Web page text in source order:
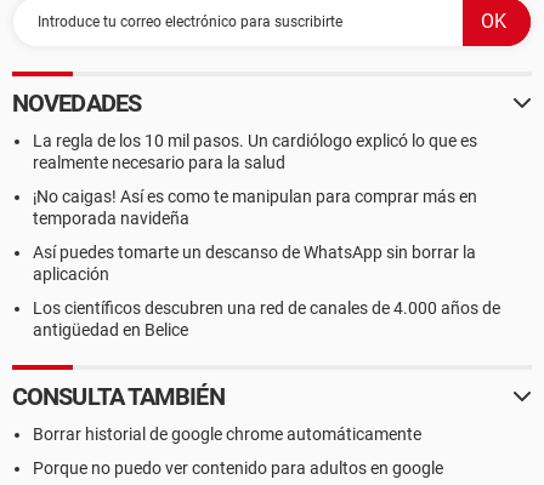
NOVEDADES
La regla de los 10 mil pasos. Un cardiólogo explicó lo que es
realmente necesario para la salud
¡No caigas! Así es como te manipulan para comprar más en
temporada navideña
Así puedes tomarte un descanso de WhatsApp sin borrar la
aplicación
Los científicos descubren una red de canales de 4.000 años de
antigüedad en Belice
CONSULTA TAMBIÉN
Borrar historial de google chrome automáticamente
Porque no puedo ver contenido para adultos en google